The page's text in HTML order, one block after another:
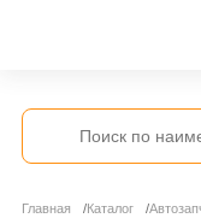
Главная Каталог